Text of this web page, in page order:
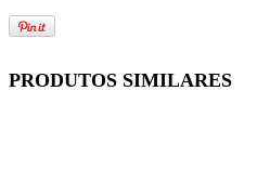
PRODUTOS SIMILARES